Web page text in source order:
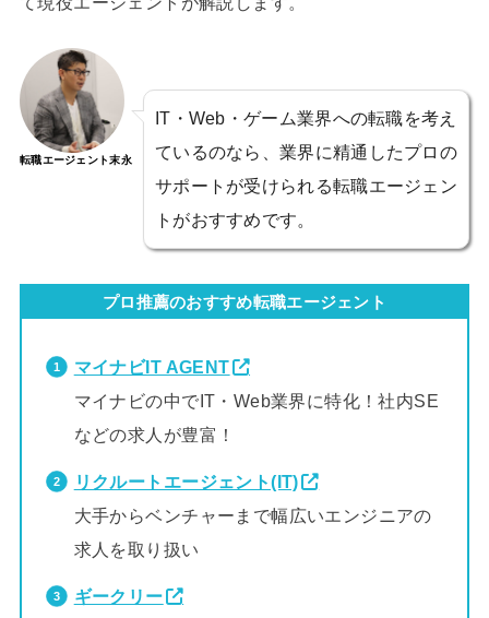
転職エージェント末永
IT・Web・ゲーム業界への転職を考え
ているのなら、業界に精通したプロの
サポートが受けられる転職エージェン
トがおすすめです。
プロ推薦のおすすめ転職エージェント
マイナビIT AGENT
マイナビの中でIT・Web業界に特化！社内SE
などの求人が豊富！
リクルートエージェント(IT)
大手からベンチャーまで幅広いエンジニアの
求人を取り扱い
ギークリー